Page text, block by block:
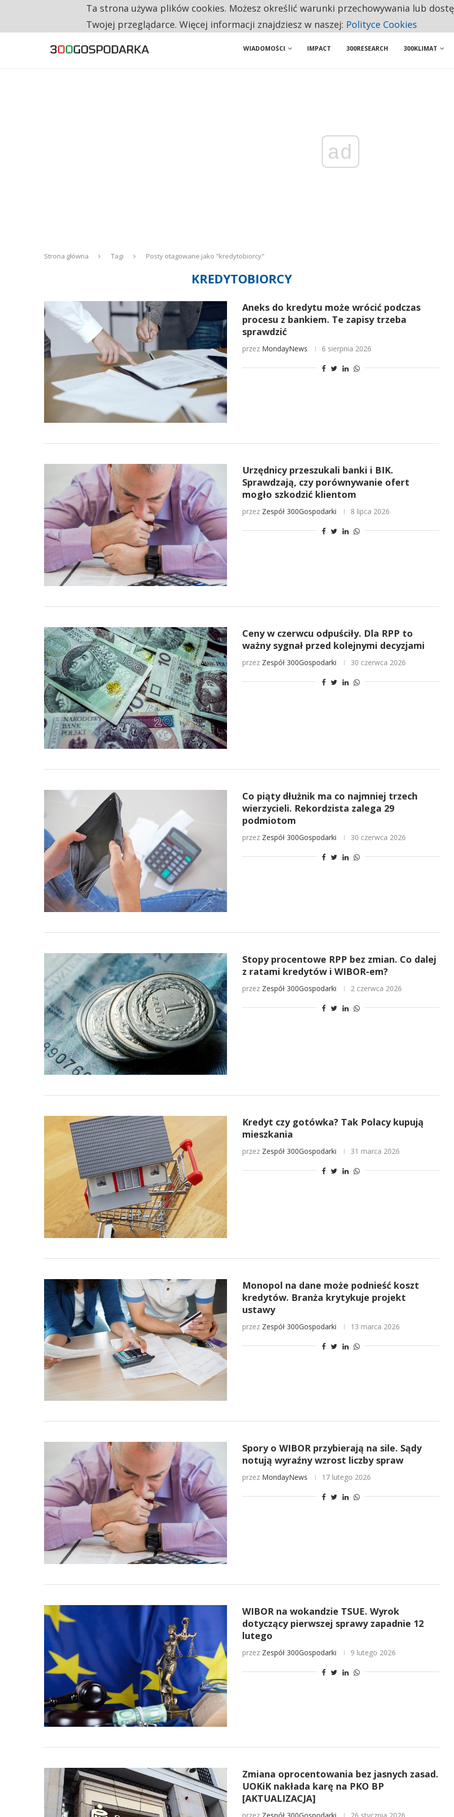
TRZECH NA CZTERECH PONOWNIE ZAŁOŻYŁOBY WŁASNĄ FIRMĘ. INNYM JUŻ TAK ŁATWO JEJ NIE POLECAJĄ
WIADOMOŚCI
IMPACT 300RESEARCH 300KLIMAT
ad
Strona główna Tagi Posty otagowane jako "kredytobiorcy"
KREDYTOBIORCY
Aneks do kredytu może wrócić podczas
procesu z bankiem. Te zapisy trzeba
sprawdzić
przez MondayNews 6 sierpnia 2026
Urzędnicy przeszukali banki i BIK.
Sprawdzają, czy porównywanie ofert
mogło szkodzić klientom
przez Zespół 300Gospodarki 8 lipca 2026
Ceny w czerwcu odpuściły. Dla RPP to
ważny sygnał przed kolejnymi decyzjami
przez Zespół 300Gospodarki 30 czerwca 2026
Co piąty dłużnik ma co najmniej trzech
wierzycieli. Rekordzista zalega 29
podmiotom
przez Zespół 300Gospodarki 30 czerwca 2026
Stopy procentowe RPP bez zmian. Co dalej
z ratami kredytów i WIBOR-em?
przez Zespół 300Gospodarki 2 czerwca 2026
Kredyt czy gotówka? Tak Polacy kupują
mieszkania
przez Zespół 300Gospodarki 31 marca 2026
Monopol na dane może podnieść koszt
kredytów. Branża krytykuje projekt
ustawy
przez Zespół 300Gospodarki 13 marca 2026
Spory o WIBOR przybierają na sile. Sądy
notują wyraźny wzrost liczby spraw
przez MondayNews 17 lutego 2026
WIBOR na wokandzie TSUE. Wyrok
dotyczący pierwszej sprawy zapadnie 12
lutego
przez Zespół 300Gospodarki 9 lutego 2026
Zmiana oprocentowania bez jasnych zasad.
UOKiK nakłada karę na PKO BP
[AKTUALIZACJA]
Ta strona używa plików cookies. Możesz określić warunki przechowywania lub
Twojej przeglądarce. Więcej informacji znajdziesz w naszej: Polityce Cookies